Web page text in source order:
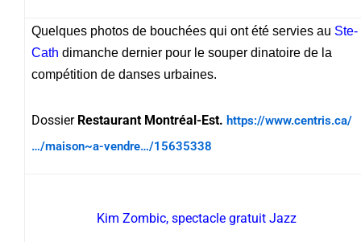
Quelques photos de bouchées qui ont été servies au Ste-
Cath dimanche dernier pour le souper dinatoire de la
compétition de danses urbaines.
Dossier Restaurant Montréal-Est. https://www.centris.ca/
…/maison~a-vendre…/15635338
Kim Zombic, spectacle gratuit Jazz